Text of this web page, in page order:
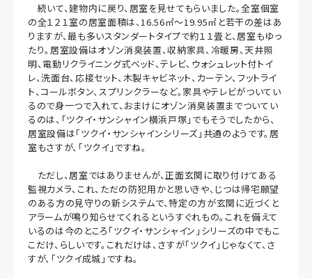
続いて、建物内に戻り、居室を見せてもらいました。全室個室
の全１２１室の居室面積は、16.56㎡～19.95㎡と若干の差はあ
りますが、最も多いスタンダートタイプで約１１畳と、居室もゆっ
たり。居室設備はオゾン消臭装置、収納家具、冷暖房、天井照
明、電動リクライニング式ベッド、テレビ、ウォシュレット付トイ
レ、洗面台、応接セット、木製キャビネット、カーテン、フットライ
ト、コールボタン、スプリンクラーなど。家具やテレビがついてい
るので身一つで入れて、おまけにオゾン消臭装置までついてい
るのは、「ツクイ・サンシャイン横浜戸塚」でもそうでしたから、
居室設備は「ツクイ・サンシャインシリーズ」共通のようです。居
室もさすが、「ツクイ」ですね。
ただし、居室ではありませんが、正面玄関に取り付けてある
監視カメラ、これ、ただの防犯用かと思いきや、じつは帰宅願望
のある方の見守りの新システムで、特定の方が玄関に近づくと
アラームが鳴り知らせてくれるというすぐれもの。これを備えて
いるのは今のところ「ツクイ・サンシャイン」シリーズの中でもこ
こだけ、らしいです。これだけは、さすが「ツクイ」じゃなくて、さ
すが、「ツクイ成城」ですね。